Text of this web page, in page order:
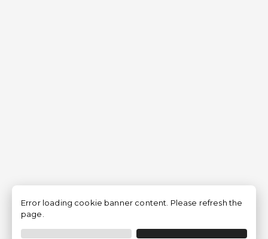
Filtrar
Error loading cookie banner content. Please refresh the
page.